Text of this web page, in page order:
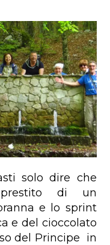
solo dire che
prestito di un
e lo sprint
e del cioccolato
del Principe in